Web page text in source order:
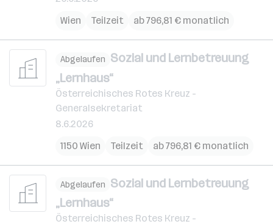
Wien
Teilzeit ab 796,81 € monatlich
Abgelaufen Sozial und Lernbetreuung
„Lernhaus“
Österreichisches Rotes Kreuz -
Generalsekretariat
8.6.2026
1150 Wien
Teilzeit ab 796,81 € monatlich
Abgelaufen Sozial und Lernbetreuung
„Lernhaus“
Österreichisches Rotes Kreuz -